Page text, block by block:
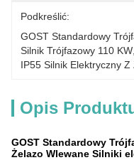
Podkreślić:
GOST Standardowy
Silnik Trójfazowy 110 KW
IP55 Silnik Elektryczny
Opis
GOST Standardowy
Żelazo Wlewane Silniki